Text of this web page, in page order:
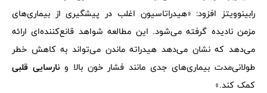
رابینوویتز افزود: «هیدراتاسیون اغلب در پیشگیری از بیماری‌های
مزمن نادیده گرفته می‌شود. این مطالعه شواهد قانع‌کننده‌ای ارائه
می‌دهد که نشان می‌دهد هیدراته ماندن می‌تواند به کاهش خطر
طولانی‌مدت بیماری‌های جدی مانند فشار خون بالا ونارسایی قلبی
کمک کند.»